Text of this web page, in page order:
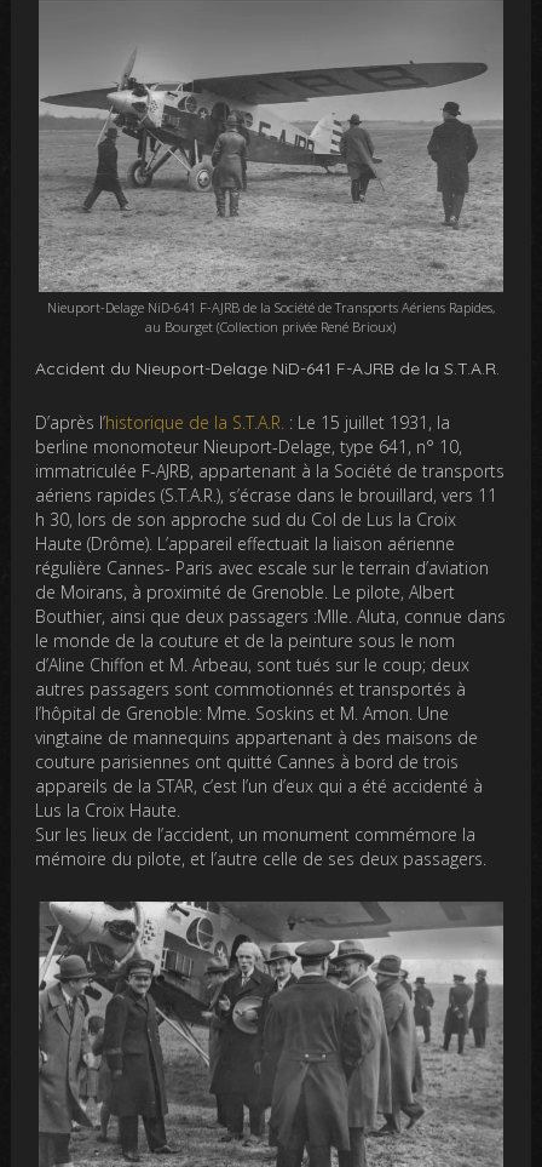
Nieuport-Delage NiD-641 F-AJRB de la Société de Transports Aériens Rapides,
au Bourget (Collection privée René Brioux)
Accident du Nieuport-Delage NiD-641 F-AJRB de la S.T.A.R.
D’après l’historique de la S.T.A.R. : Le 15 juillet 1931, la
berline monomoteur Nieuport-Delage, type 641, n° 10,
immatriculée F-AJRB, appartenant à la Société de transports
aériens rapides (S.T.A.R.), s’écrase dans le brouillard, vers 11
h 30, lors de son approche sud du Col de Lus la Croix
Haute (Drôme). L’appareil effectuait la liaison aérienne
régulière Cannes- Paris avec escale sur le terrain d’aviation
de Moirans, à proximité de Grenoble. Le pilote, Albert
Bouthier, ainsi que deux passagers :Mlle. Aluta, connue dans
le monde de la couture et de la peinture sous le nom
d’Aline Chiffon et M. Arbeau, sont tués sur le coup; deux
autres passagers sont commotionnés et transportés à
l’hôpital de Grenoble: Mme. Soskins et M. Amon. Une
vingtaine de mannequins appartenant à des maisons de
couture parisiennes ont quitté Cannes à bord de trois
appareils de la STAR, c’est l’un d’eux qui a été accidenté à
Lus la Croix Haute.
Sur les lieux de l’accident, un monument commémore la
mémoire du pilote, et l’autre celle de ses deux passagers.